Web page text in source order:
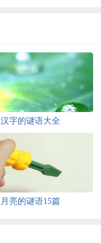
汉字的谜语大全
月亮的谜语15篇